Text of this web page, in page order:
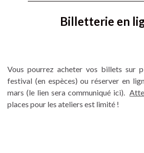
Billetterie en
Vous pourrez acheter vos billets sur
festival (en espèces) ou réserver en
mars (le lien sera communiqué ici).
places pour les ateliers est limité !